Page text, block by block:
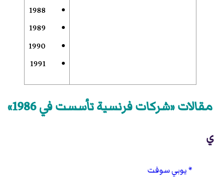
1988
1989
1990
1991
مقالات «شركات فرنسية تأسست في 1986»
ي
يوبي سوفت